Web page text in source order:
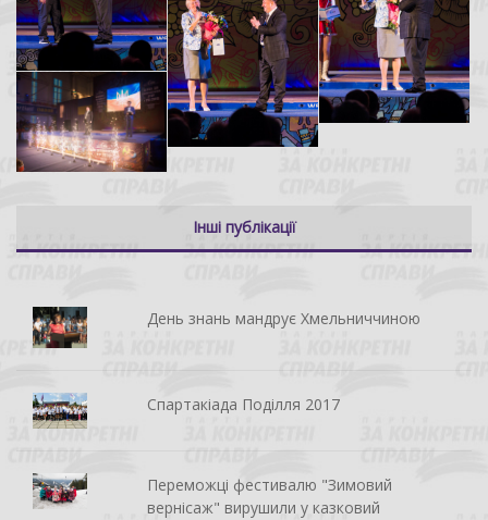
Інші публікації
День знань мандрує Хмельниччиною
Спартакіада Поділля 2017
Переможці фестивалю "Зимовий
вернісаж" вирушили у казковий